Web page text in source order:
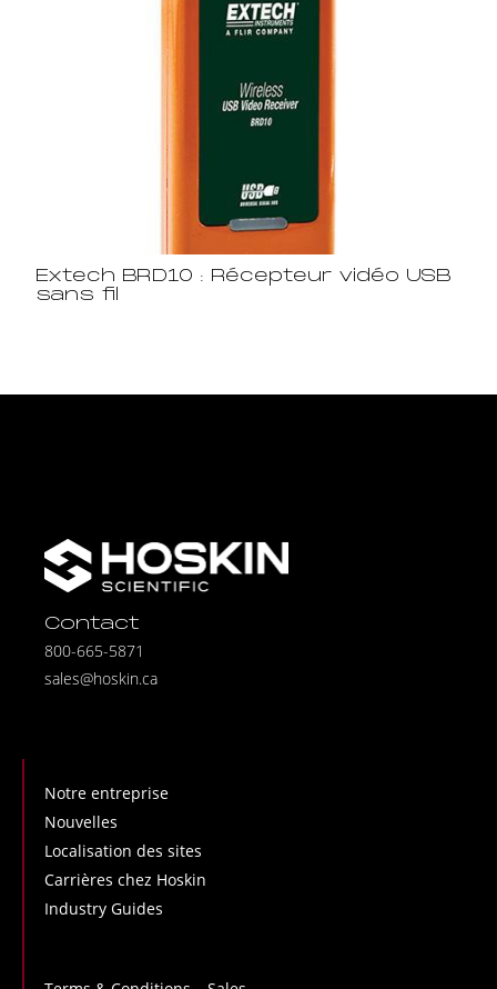
Extech BRD10 : Récepteur vidéo USB
sans fil
Contact
800-665-5871
sales@hoskin.ca
Notre entreprise
Nouvelles
Localisation des sites
Carrières chez Hoskin
Industry Guides